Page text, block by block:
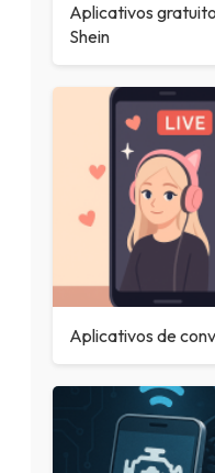
Aplicativos
Shein
Aplicativos de